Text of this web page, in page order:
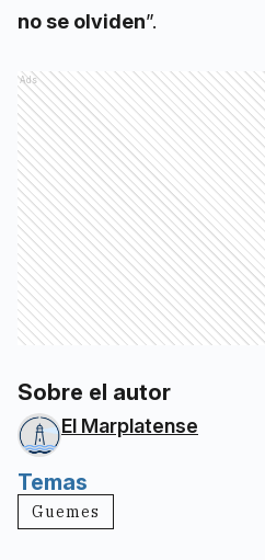
no se olviden”.
Ads
Sobre el autor
El Marplatense
Temas
Guemes